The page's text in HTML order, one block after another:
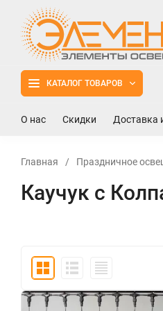
КАТАЛОГ ТОВАРОВ
О нас Скидки Доставка
Главная / Праздничное
Каучук с